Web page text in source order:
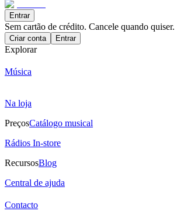
Entrar
Sem cartão de crédito. Cancele quando quiser.
Criar conta Entrar
Explorar
Música
Na loja
PreçosCatálogo musical
Rádios In-store
RecursosBlog
Central de ajuda
Contacto